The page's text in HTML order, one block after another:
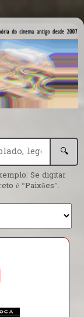
🔍
Se digitar
é “Paixões”.